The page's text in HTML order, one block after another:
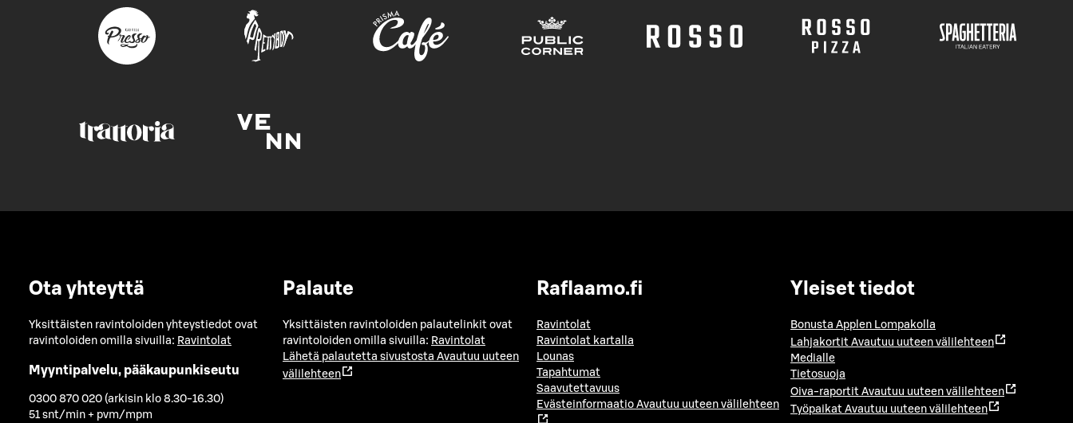
Ota yhteyttä
Yksittäisten ravintoloiden yhteystiedot ovat
ravintoloiden omilla sivuilla: Ravintolat
Myyntipalvelu, pääkaupunkiseutu
0300 870 020 (arkisin klo 8.30-16.30)
51 snt/min + pvm/mpm
Palaute
Yksittäisten ravintoloiden palautelinkit ovat
ravintoloiden omilla sivuilla: Ravintolat
Lähetä palautetta sivustosta Avautuu uuteen
välilehteen
Raflaamo.fi
Ravintolat
Ravintolat kartalla
Lounas
Tapahtumat
Saavutettavuus
Evästeinformaatio Avautuu uuteen välilehteen
Yleiset tiedot
Bonusta Applen Lompakolla
Lahjakortit Avautuu uuteen välilehteen
Medialle
Tietosuoja
Oiva-raportit Avautuu uuteen välilehteen
Työpaikat Avautuu uuteen välilehteen